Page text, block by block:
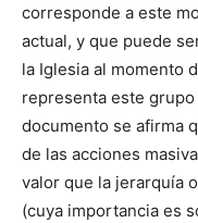
corresponde a este
actual, y que puede
la Iglesia al momento
representa este grupo
documento se afirma
de las acciones
valor que la jerarquía
(cuya importancia es